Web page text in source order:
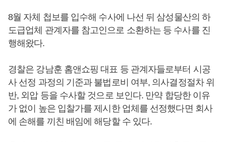
8월 자체 첩보를 입수해 수사에 나선 뒤 삼성물산의 하
도급업체 관계자를 참고인으로 소환하는 등 수사를 진
행해왔다.
경찰은 강남훈 홈앤쇼핑 대표 등 관계자들로부터 시공
사 선정 과정의 기준과 불법로비 여부, 의사결정절차 위
반, 외압 등을 수사할 것으로 보인다. 만약 합당한 이유
가 없이 높은 입찰가를 제시한 업체를 선정했다면 회사
에 손해를 끼친 배임에 해당할 수 있다.